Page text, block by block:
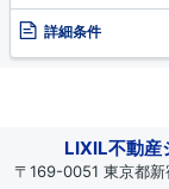
詳細条件
LIXIL不動産
〒169-0051 東京都